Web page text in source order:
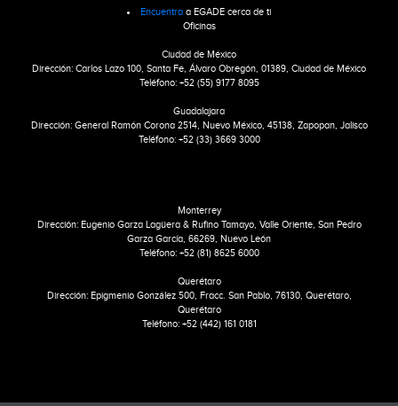
Encuentra a EGADE cerca de ti
Oficinas
Ciudad de México
Dirección: Carlos Lazo 100, Santa Fe, Álvaro Obregón, 01389, Ciudad de México
Teléfono: +52 (55) 9177 8095
Guadalajara
Dirección: General Ramón Corona 2514, Nuevo México, 45138, Zapopan, Jalisco
Teléfono: +52 (33) 3669 3000
Monterrey
Dirección: Eugenio Garza Lagüera & Rufino Tamayo, Valle Oriente, San Pedro
Garza García, 66269, Nuevo León
Teléfono: +52 (81) 8625 6000
Querétaro
Dirección: Epigmenio González 500, Fracc. San Pablo, 76130, Querétaro,
Querétaro
Teléfono: +52 (442) 161 0181